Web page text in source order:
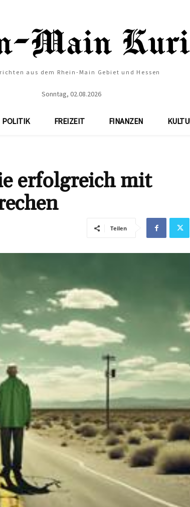
aus dem Rhein-Main Gebiet und Hessen
Sonntag, 02.08.2026
POLITIK FREIZEIT FINANZEN
erfolgreich mit
Teilen